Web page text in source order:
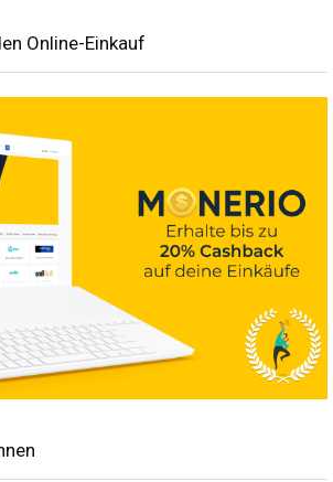
Online-Einkauf